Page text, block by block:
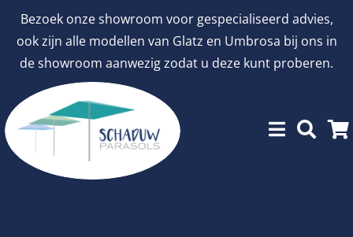
Bezoek onze showroom voor gespecialiseerd advies,
ook zijn alle modellen van Glatz en Umbrosa bij ons in
de showroom aanwezig zodat u deze kunt proberen.
inhoud